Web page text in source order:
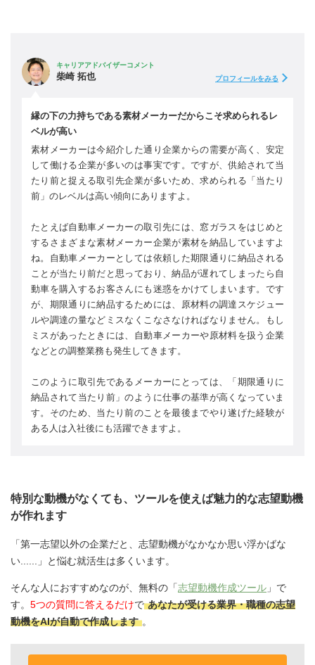
キャリアアドバイザーコメント
柴崎 拓也 プロフィールをみる
縁の下の力持ちである素材メーカーだからこそ求められるレ
ベルが高い
素材メーカーは今紹介した通り企業からの需要が高く、安定
して働ける企業が多いのは事実です。ですが、供給されて当
たり前と捉える取引先企業が多いため、求められる「当たり
前」のレベルは高い傾向にありますよ。
たとえば自動車メーカーの取引先には、窓ガラスをはじめと
するさまざまな素材メーカー企業が素材を納品していますよ
ね。自動車メーカーとしては依頼した期限通りに納品される
ことが当たり前だと思っており、納品が遅れてしまったら自
動車を購入するお客さんにも迷惑をかけてしまいます。です
が、期限通りに納品するためには、原材料の調達スケジュー
ルや調達の量などミスなくこなさなければなりません。もし
ミスがあったときには、自動車メーカーや原材料を扱う企業
などとの調整業務も発生してきます。
このように取引先であるメーカーにとっては、「期限通りに
納品されて当たり前」のように仕事の基準が高くなっていま
す。そのため、当たり前のことを最後までやり遂げた経験が
ある人は入社後にも活躍できますよ。
特別な動機がなくても、ツールを使えば魅力的な志望動機
が作れます
「第一志望以外の企業だと、志望動機がなかなか思い浮かばな
い......」と悩む就活生は多くいます。
そんな人におすすめなのが、無料の「志望動機作成ツール 」で
す。 5つの質問に答えるだけで あなたが受ける業界・職種の志望
動機をAIが自動で作成します 。